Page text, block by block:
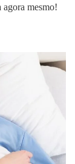
agora mesmo!